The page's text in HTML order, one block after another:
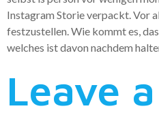
Instagram Storie verpackt. Vor
festzustellen. Wie kommt es,
welches ist davon nachdem
Leave